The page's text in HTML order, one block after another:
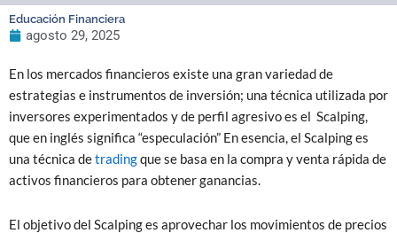
Educación Financiera
agosto 29, 2025
En los mercados financieros existe una gran variedad de
estrategias e instrumentos de inversión; una técnica utilizada por
inversores experimentados y de perfil agresivo es el Scalping,
que en inglés significa “especulación” En esencia, el Scalping es
una técnica detradingque se basa en la compra y venta rápida de
activos financieros para obtener ganancias.
El objetivo del Scalping es aprovechar los movimientos de precios